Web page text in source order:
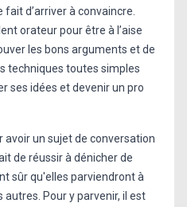
fait d’arriver à convaincre.
orateur pour être à l’aise
les bons arguments et de
techniques toutes simples
ses idées et devenir un pro
avoir un sujet de conversation
de réussir à dénicher de
sûr qu'elles parviendront à
Pour y parvenir, il est